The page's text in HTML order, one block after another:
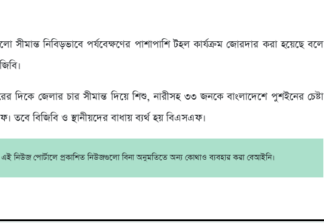
সীমান্ত নিবিড়ভাবে পর্যবেক্ষণের পাশাপাশি টহল কার্যক্রম জোরদার করা হয়েছে বলে
দিকে জেলার চার সীমান্ত দিয়ে শিশু, নারীসহ ৩৩ জনকে বাংলাদেশে পুশইনের চেষ্টা
তবে বিজিবি ও স্থানীয়দের বাধায় ব্যর্থ হয় বিএসএফ।
এই নিউজ পোর্টালে প্রকাশিত নিউজগুলো বিনা অনুমতিতে অন্য কোথাও ব্যবহার করা বেআইনি।